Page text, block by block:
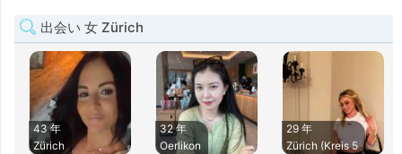
出会い 女 Zürich
43 年
Zürich
32 年
Oerlikon
29 年
Zürich (Kreis 5